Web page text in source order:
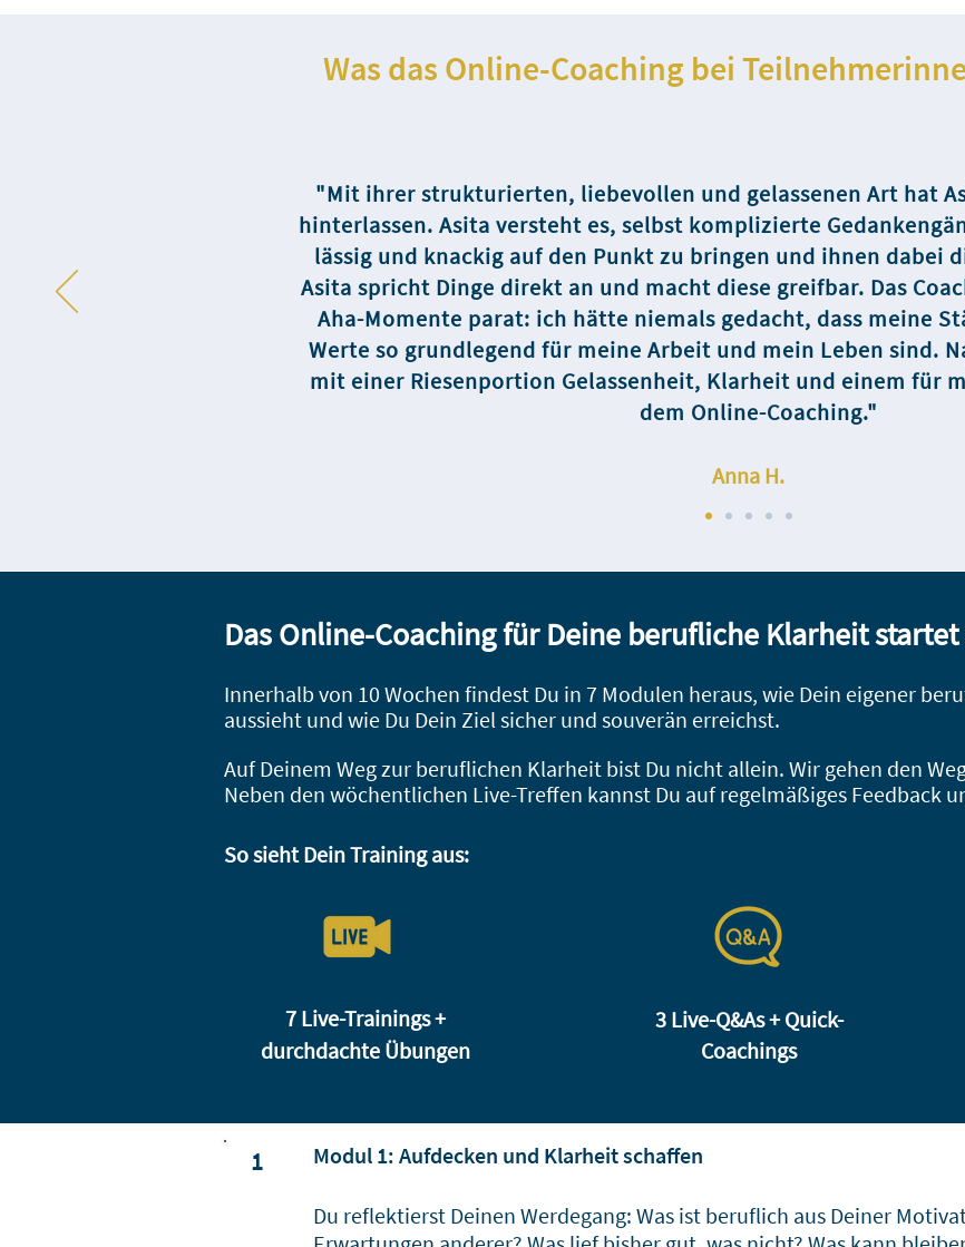
Was das Online-Coaching bei
"Mit ihrer strukturierten, liebevollen und gelassenen Art hat
hinterlassen. Asita versteht es, selbst komplizierte
lässig und knackig auf den Punkt zu bringen und ihnen dabei
Asita spricht Dinge direkt an und macht diese greifbar. Das
Aha-Momente parat: ich hätte niemals gedacht, dass meine
Werte so grundlegend für meine Arbeit und mein Leben sind.
mit einer Riesenportion Gelassenheit, Klarheit und einem für
dem Online-Coaching."
Anna H.
Das Online-Coaching für Deine berufliche Klarheit
Innerhalb von 10 Wochen findest Du in 7 Modulen heraus, wie Dein eigener
aussieht und wie Du Dein Zielsicher und souverän erreichst.
Auf Deinem Weg zur beruflichen Klarheit bist Du nicht allein. Wir gehen den
Neben den wöchentlichen Live-Treffen kannst Du auf regelmäßiges Feedback
So sieht Dein Trainingaus:
7 Live-Trainings +
durchdachte Übungen
3 Live-Q&As + Quick-
Coachings
1 Modul 1: Aufdecken und Klarheit schaffen
Du reflektierst Deinen Werdegang: Was ist beruflich aus Deiner